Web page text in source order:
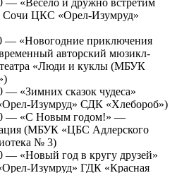
— «Весело и дружно встретим
ЦКС «Орел-Изумруд»
— «Новогодние приключения
авторский мюзикл-
театра «Люди и куклы (МБУК
— «Зимних сказок чудеса»
Изумруд» СДК «Хлебороб»)
— «С Новым годом!» —
(МБУК «ЦБС Адлерского
№ 3)
— «Новый год в кругу друзей»
Изумруд» ГДК «Красная